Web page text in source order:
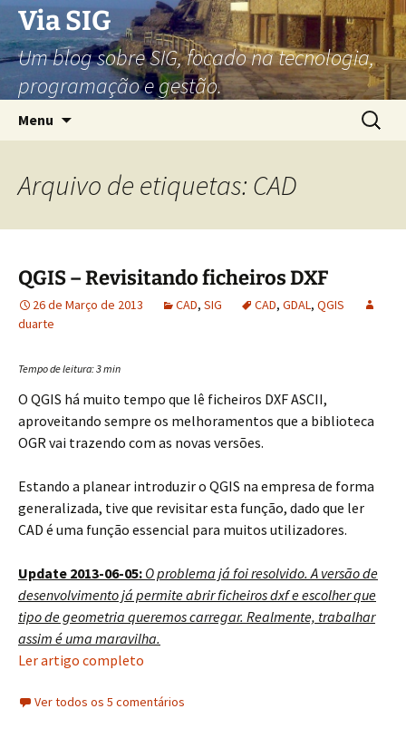
Via SIG
Um blog sobre SIG, focado na tecnologia,
programação e gestão.
Menu
conteúdo
por:
Arquivo de etiquetas: CAD
QGIS – Revisitando ficheiros DXF
26 de Março de 2013 CAD, SIG CAD, GDAL, QGIS
duarte
Tempo de leitura:3min
O QGIS há muito tempo que lê ficheiros DXF ASCII,
aproveitando sempre os melhoramentos que a biblioteca
OGR vai trazendo com as novas versões.
Estando a planear introduzir o QGIS na empresa de forma
generalizada, tive que revisitar esta função, dado que ler
CAD é uma função essencial para muitos utilizadores.
Update 2013-06-05: O problema já foi resolvido. A versão de
desenvolvimento já permite abrir ficheiros dxf e escolher que
tipo de geometria queremos carregar. Realmente, trabalhar
assim é uma maravilha.
Ler artigo completo
Ver todos os 5 comentários